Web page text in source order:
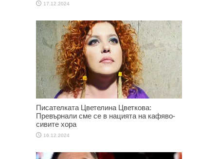
17.12.2024
Писателката Цветелина Цветкова:
Превърнали сме се в нацията на кафяво-
сивите хора
16.12.2024